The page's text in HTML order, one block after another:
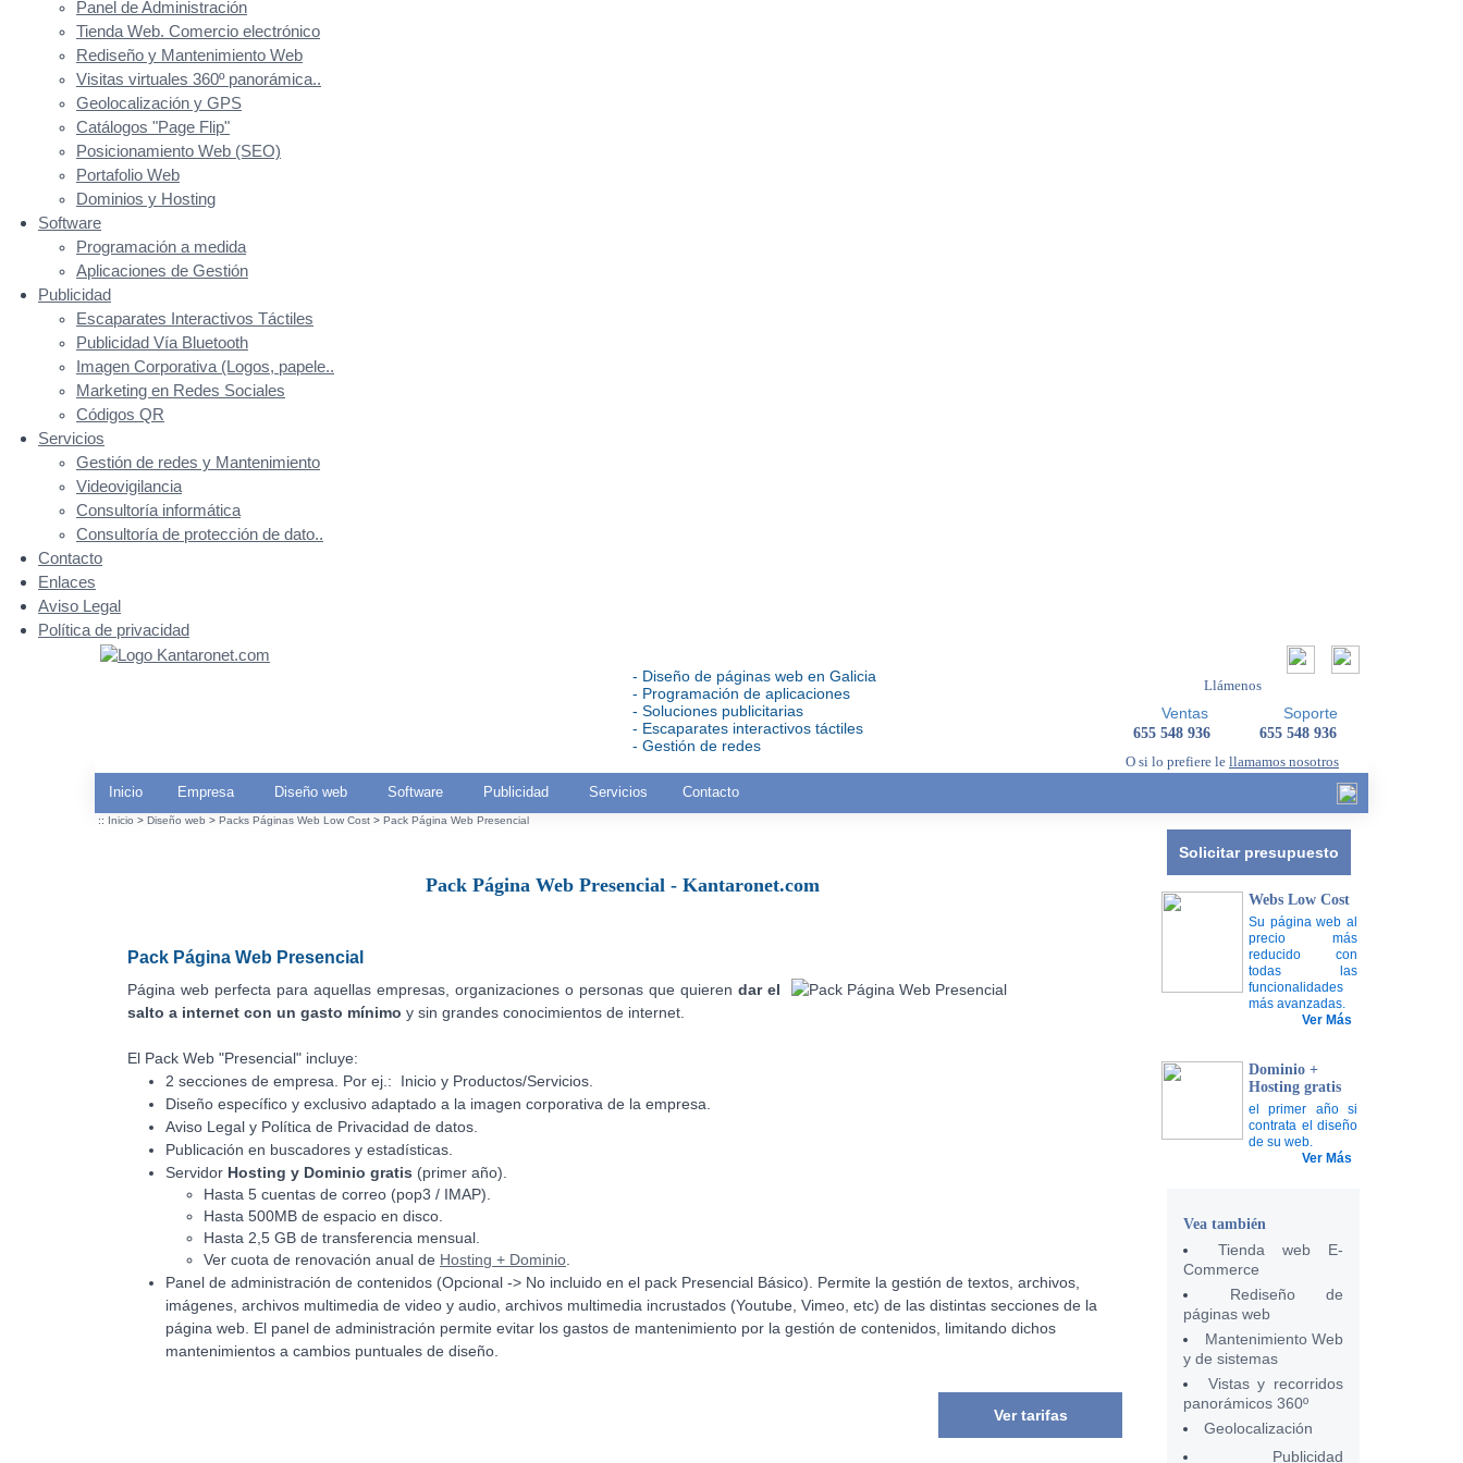
Panel de Administración
Tienda Web. Comercio electrónico
Rediseño y Mantenimiento Web
Visitas virtuales 360º panorámica..
Geolocalización y GPS
Catálogos "Page Flip"
Posicionamiento Web (SEO)
Portafolio Web
Dominios y Hosting
Software
Programación a medida
Aplicaciones de Gestión
Publicidad
Escaparates Interactivos Táctiles
Publicidad Vía Bluetooth
Imagen Corporativa (Logos, papele..
Marketing en Redes Sociales
Códigos QR
Servicios
Gestión de redes y Mantenimiento
Videovigilancia
Consultoría informática
Consultoría de protección de dato..
Contacto
Enlaces
Aviso Legal
Política de privacidad
- Diseño de páginas web en Galicia
- Programación de aplicaciones
- Soluciones publicitarias
- Escaparates interactivos táctiles
- Gestión de redes
Llámenos
Soporte
655 548 936
Ventas
655 548 936
O si lo prefiere le llamamos nosotros
Inicio
Empresa Diseño web Software Publicidad Servicios Contacto
Solicitar presupuesto
Webs Low Cost
Su página web al
precio más
reducido con
todas las
funcionalidades
más avanzadas.
Ver Más
Dominio +
Hosting gratis
el primer año si
contrata el diseño
de su web.
Ver Más
Vea también
Tienda web E-
Commerce
Rediseño de
páginas web
Mantenimiento Web
y de sistemas
Vistas y recorridos
panorámicos 360º
Geolocalización
Publicidad
:: Inicio > Diseño web > Packs Páginas Web Low Cost > Pack Página Web Presencial
Pack Página Web Presencial - Kantaronet.com
Pack Página Web Presencial
Página web perfecta para aquellas empresas, organizaciones o personas que quieren dar el
salto a internet con un gasto mínimo y sin grandes conocimientos de internet.
El Pack Web "Presencial" incluye:
2 secciones de empresa. Por ej.: Inicio y Productos/Servicios.
Diseño específico y exclusivo adaptado a la imagen corporativa de la empresa.
Aviso Legal y Política de Privacidad de datos.
Publicación en buscadores y estadísticas.
Servidor Hosting y Dominio gratis (primer año).
Hasta 5 cuentas de correo (pop3 / IMAP).
Hasta 500MB de espacio en disco.
Hasta 2,5 GB de transferencia mensual.
Ver cuota de renovación anual de Hosting + Dominio.
Panel de administración de contenidos (Opcional -> No incluido en el pack Presencial Básico). Permite la gestión de textos, archivos,
imágenes, archivos multimedia de video y audio, archivos multimedia incrustados (Youtube, Vimeo, etc) de las distintas secciones de la
página web. El panel de administración permite evitar los gastos de mantenimiento por la gestión de contenidos, limitando dichos
mantenimientos a cambios puntuales de diseño.
Ver tarifas